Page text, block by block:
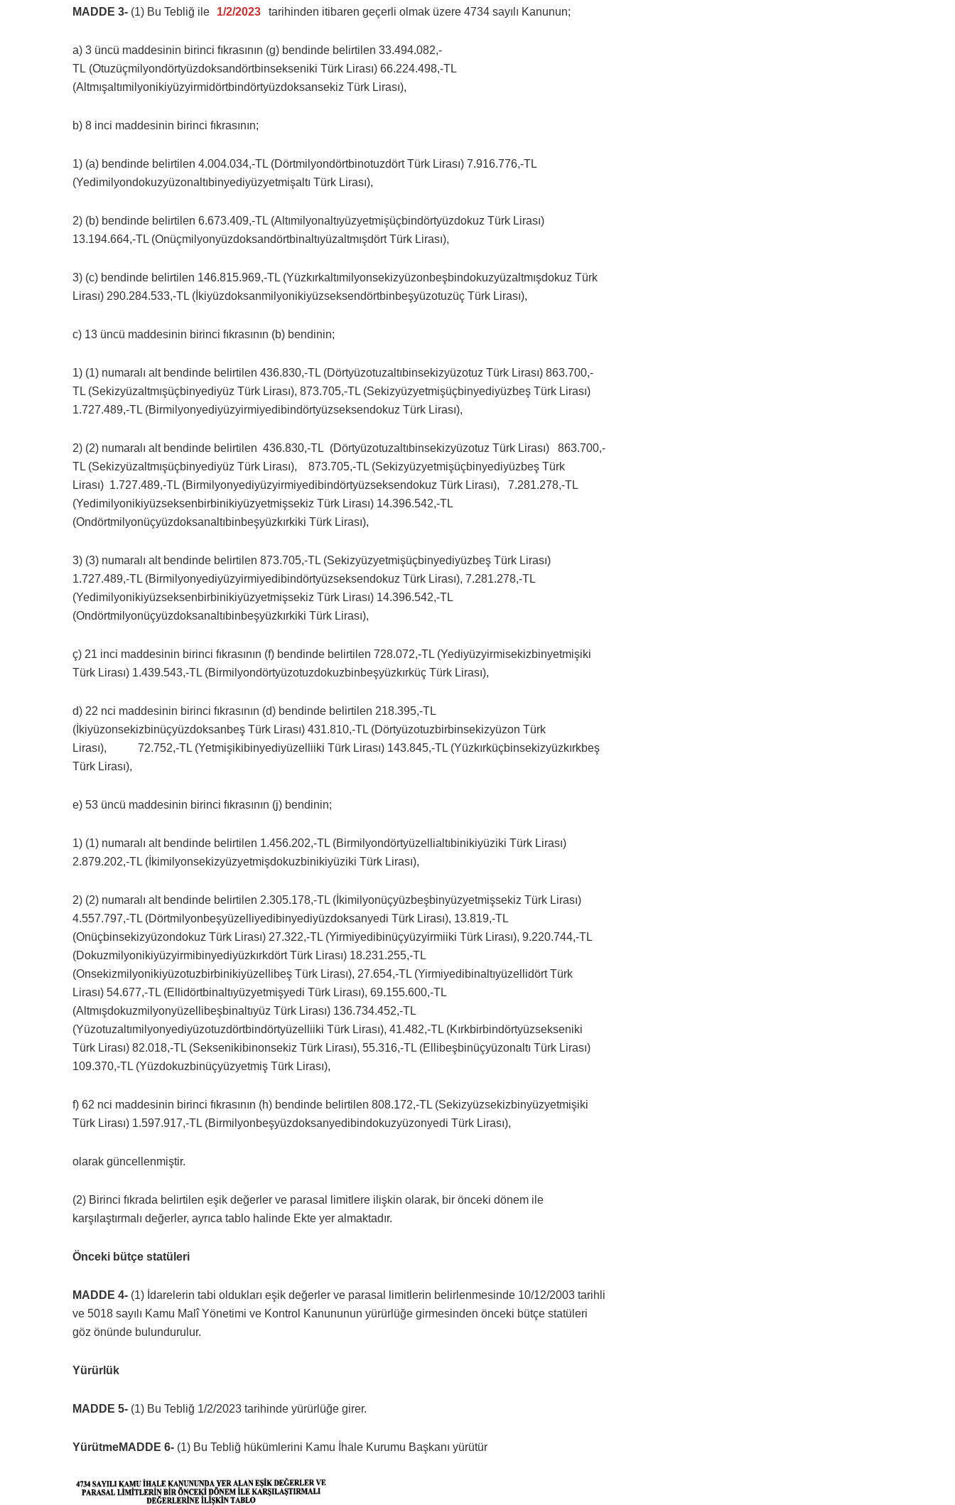
MADDE 3- (1) Bu Tebliğ ile 1/2/2023 tarihinden itibaren geçerli olmak üzere 4734 sayılı Kanunun;
a) 3 üncü maddesinin birinci fıkrasının (g) bendinde belirtilen 33.494.082,-
TL (Otuzüçmilyondörtyüzdoksandörtbinsekseniki Türk Lirası) 66.224.498,-TL
(Altmışaltımilyonikiyüzyirmidörtbindörtyüzdoksansekiz Türk Lirası),
b) 8 inci maddesinin birinci fıkrasının;
1) (a) bendinde belirtilen 4.004.034,-TL (Dörtmilyondörtbinotuzdört Türk Lirası) 7.916.776,-TL
(Yedimilyondokuzyüzonaltıbinyediyüzyetmişaltı Türk Lirası),
2) (b) bendinde belirtilen 6.673.409,-TL (Altımilyonaltıyüzyetmişüçbindörtyüzdokuz Türk Lirası)
13.194.664,-TL (Onüçmilyonyüzdoksandörtbinaltıyüzaltmışdört Türk Lirası),
3) (c) bendinde belirtilen 146.815.969,-TL (Yüzkırkaltımilyonsekizyüzonbeşbindokuzyüzaltmışdokuz Türk
Lirası) 290.284.533,-TL (İkiyüzdoksanmilyonikiyüzseksendörtbinbeşyüzotuzüç Türk Lirası),
c) 13 üncü maddesinin birinci fıkrasının (b) bendinin;
1) (1) numaralı alt bendinde belirtilen 436.830,-TL (Dörtyüzotuzaltıbinsekizyüzotuz Türk Lirası) 863.700,-
TL (Sekizyüzaltmışüçbinyediyüz Türk Lirası), 873.705,-TL (Sekizyüzyetmişüçbinyediyüzbeş Türk Lirası)
1.727.489,-TL (Birmilyonyediyüzyirmiyedibindörtyüzseksendokuz Türk Lirası),
2) (2) numaralı alt bendinde belirtilen 436.830,-TL (Dörtyüzotuzaltıbinsekizyüzotuz Türk Lirası) 863.700,-
TL (Sekizyüzaltmışüçbinyediyüz Türk Lirası), 873.705,-TL (Sekizyüzyetmişüçbinyediyüzbeş Türk
Lirası) 1.727.489,-TL (Birmilyonyediyüzyirmiyedibindörtyüzseksendokuz Türk Lirası), 7.281.278,-TL
(Yedimilyonikiyüzseksenbirbinikiyüzyetmişsekiz Türk Lirası) 14.396.542,-TL
(Ondörtmilyonüçyüzdoksanaltıbinbeşyüzkırkiki Türk Lirası),
3) (3) numaralı alt bendinde belirtilen 873.705,-TL (Sekizyüzyetmişüçbinyediyüzbeş Türk Lirası)
1.727.489,-TL (Birmilyonyediyüzyirmiyedibindörtyüzseksendokuz Türk Lirası), 7.281.278,-TL
(Yedimilyonikiyüzseksenbirbinikiyüzyetmişsekiz Türk Lirası) 14.396.542,-TL
(Ondörtmilyonüçyüzdoksanaltıbinbeşyüzkırkiki Türk Lirası),
ç) 21 inci maddesinin birinci fıkrasının (f) bendinde belirtilen 728.072,-TL (Yediyüzyirmisekizbinyetmişiki
Türk Lirası) 1.439.543,-TL (Birmilyondörtyüzotuzdokuzbinbeşyüzkırküç Türk Lirası),
d) 22 nci maddesinin birinci fıkrasının (d) bendinde belirtilen 218.395,-TL
(İkiyüzonsekizbinüçyüzdoksanbeş Türk Lirası) 431.810,-TL (Dörtyüzotuzbirbinsekizyüzon Türk
Lirası), 72.752,-TL (Yetmişikibinyediyüzelliiki Türk Lirası) 143.845,-TL (Yüzkırküçbinsekizyüzkırkbeş
Türk Lirası),
e) 53 üncü maddesinin birinci fıkrasının (j) bendinin;
1) (1) numaralı alt bendinde belirtilen 1.456.202,-TL (Birmilyondörtyüzellialtıbinikiyüziki Türk Lirası)
2.879.202,-TL (İkimilyonsekizyüzyetmişdokuzbinikiyüziki Türk Lirası),
2) (2) numaralı alt bendinde belirtilen 2.305.178,-TL (İkimilyonüçyüzbeşbinyüzyetmişsekiz Türk Lirası)
4.557.797,-TL (Dörtmilyonbeşyüzelliyedibinyediyüzdoksanyedi Türk Lirası), 13.819,-TL
(Onüçbinsekizyüzondokuz Türk Lirası) 27.322,-TL (Yirmiyedibinüçyüzyirmiiki Türk Lirası), 9.220.744,-TL
(Dokuzmilyonikiyüzyirmibinyediyüzkırkdört Türk Lirası) 18.231.255,-TL
(Onsekizmilyonikiyüzotuzbirbinikiyüzellibeş Türk Lirası), 27.654,-TL (Yirmiyedibinaltıyüzellidört Türk
Lirası) 54.677,-TL (Ellidörtbinaltıyüzyetmişyedi Türk Lirası), 69.155.600,-TL
(Altmışdokuzmilyonyüzellibeşbinaltıyüz Türk Lirası) 136.734.452,-TL
(Yüzotuzaltımilyonyediyüzotuzdörtbindörtyüzelliiki Türk Lirası), 41.482,-TL (Kırkbirbindörtyüzsekseniki
Türk Lirası) 82.018,-TL (Seksenikibinonsekiz Türk Lirası), 55.316,-TL (Ellibeşbinüçyüzonaltı Türk Lirası)
109.370,-TL (Yüzdokuzbinüçyüzyetmiş Türk Lirası),
f) 62 nci maddesinin birinci fıkrasının (h) bendinde belirtilen 808.172,-TL (Sekizyüzsekizbinyüzyetmişiki
Türk Lirası) 1.597.917,-TL (Birmilyonbeşyüzdoksanyedibindokuzyüzonyedi Türk Lirası),
olarak güncellenmiştir.
(2) Birinci fıkrada belirtilen eşik değerler ve parasal limitlere ilişkin olarak, bir önceki dönem ile
karşılaştırmalı değerler, ayrıca tablo halinde Ekte yer almaktadır.
Önceki bütçe statüleri
MADDE 4- (1) İdarelerin tabi oldukları eşik değerler ve parasal limitlerin belirlenmesinde 10/12/2003 tarihli
ve 5018 sayılı Kamu Malî Yönetimi ve Kontrol Kanununun yürürlüğe girmesinden önceki bütçe statüleri
göz önünde bulundurulur.
Yürürlük
MADDE 5- (1) Bu Tebliğ 1/2/2023 tarihinde yürürlüğe girer.
YürütmeMADDE 6- (1) Bu Tebliğ hükümlerini Kamu İhale Kurumu Başkanı yürütür